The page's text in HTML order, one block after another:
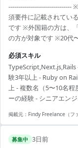
須要件に記載されてい
です ※外国籍の方は、
の方が対象です ※20代
いる方は、直接ご連絡
---- - 自社プロダクトに
Next.jsおよびRuby on
必須スキル
験3年以上 - Ruby on
上 - 複数名（5〜10名
ーの経験 - シニアエン
掲載元： Findy Freelance（フ
募集中 3日前